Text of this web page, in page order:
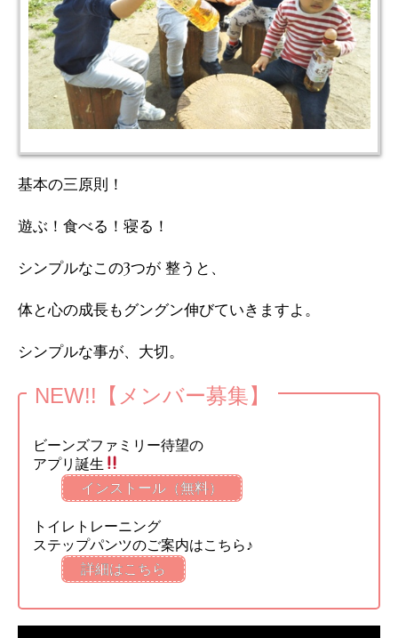
基本の三原則！
遊ぶ！食べる！寝る！
シンプルなこの3つが 整うと、
体と心の成長もグングン伸びていきますよ。
シンプルな事が、大切。
NEW!!【メンバー募集】
ビーンズファミリー待望の
アプリ誕生
インストール（無料）
トイレトレーニング
ステップパンツのご案内はこちら♪
詳細はこちら